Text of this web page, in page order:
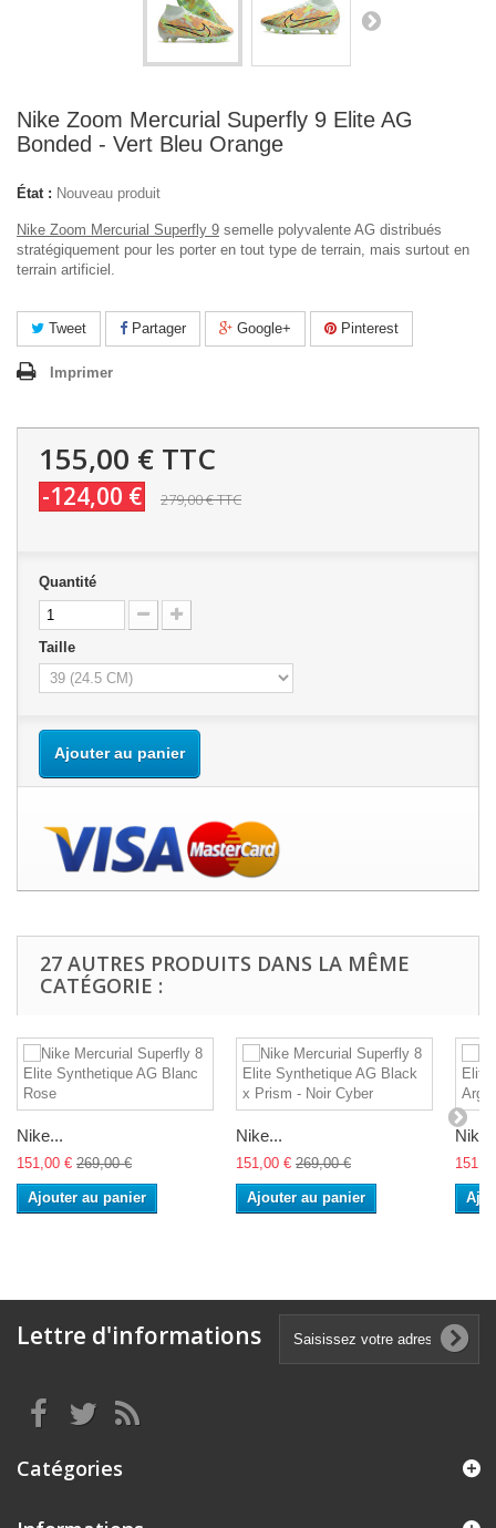
Nike Zoom Mercurial Superfly 9 Elite AG
Bonded - Vert Bleu Orange
État : Nouveau produit
Nike Zoom Mercurial Superfly 9 semelle polyvalente AG distribués
stratégiquement pour les porter en tout type de terrain, mais surtout en
terrain artificiel.
Tweet Partager Google+ Pinterest
Imprimer
155,00 € TTC
-124,00 € 279,00 €TTC
Quantité
Taille
Ajouter au panier
27 AUTRES PRODUITS DANS LA MÊME
CATÉGORIE :
Nike...
151,00 € 269,00 €
Ajouter au panier
Nike...
151,00 € 269,00 €
Ajouter au panier
Lettre d'informations
Catégories